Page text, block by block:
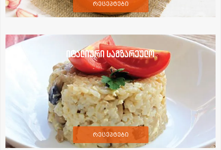
რეცეპტები
იტალიური სამზარეულო
რეცეპტები